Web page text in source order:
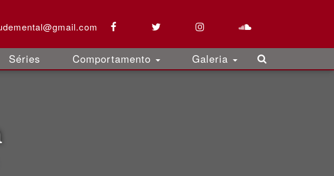
Séries Comportamento Galeria